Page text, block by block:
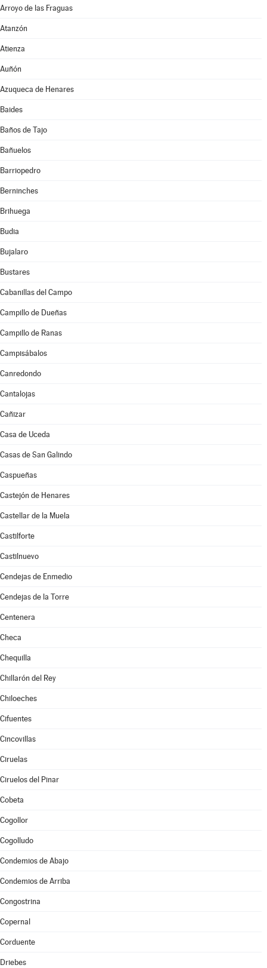
Arroyo de las Fraguas
Atanzón
Atienza
Auñón
Azuqueca de Henares
Baides
Baños de Tajo
Bañuelos
Barriopedro
Berninches
Brihuega
Budia
Bujalaro
Bustares
Cabanillas del Campo
Campillo de Dueñas
Campillo de Ranas
Campisábalos
Canredondo
Cantalojas
Cañizar
Casa de Uceda
Casas de San Galindo
Caspueñas
Castejón de Henares
Castellar de la Muela
Castilforte
Castilnuevo
Cendejas de Enmedio
Cendejas de la Torre
Centenera
Checa
Chequilla
Chillarón del Rey
Chiloeches
Cifuentes
Cincovillas
Ciruelas
Ciruelos del Pinar
Cobeta
Cogollor
Cogolludo
Condemios de Abajo
Condemios de Arriba
Congostrina
Copernal
Corduente
Driebes